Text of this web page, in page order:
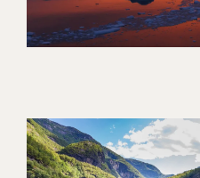
[ LÆS MERE ]